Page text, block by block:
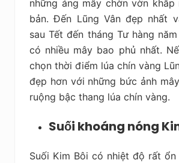
những áng mây chờn vờn khắp
bản. Đến Lũng Vân đẹp nhất
sau Tết đến tháng Tư hàng
có nhiều mây bao phủ nhất.
chọn thời điểm lúa chín vàng
đẹp hơn với những bức ảnh
ruộng bậc thang lúa chín vàng.
Suối khoáng nóng
Suối Kim Bôi có nhiệt độ rất